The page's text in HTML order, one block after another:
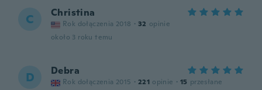
C Christina
Rok dołączenia 2018 · 32 opinie
około 3 roku temu
D Debra
Rok dołączenia 2015 · 221 opinie · 15 przesłane